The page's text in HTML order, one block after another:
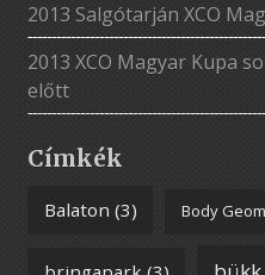
2013 Salgótarján XCO
2013 XCO Magyar Kupa
előtt
Címkék
Balaton (3) Body